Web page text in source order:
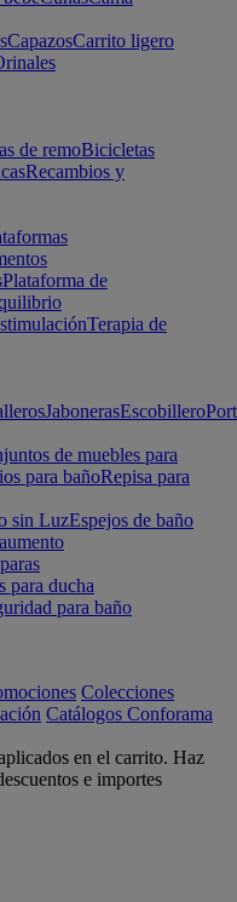
CapazosCarrito ligero
de remoBicicletas
Recambios y
Plataforma de
Terapia de
JabonerasEscobillero
de muebles para
para bañoRepisa para
sin LuzEspejos de baño
para ducha
para baño
Colecciones
Catálogos Conforama
en el carrito. Haz
e importes